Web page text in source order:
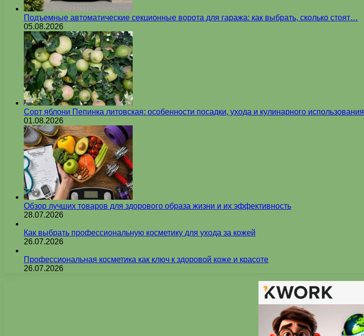
Подъемные автоматические секционные ворота для гаража: как выбрать, сколько стоят…
05.08.2026
Сорт яблони Пепинка литовская: особенности посадки, ухода и кулинарного использования
01.08.2026
Обзор лучших товаров для здорового образа жизни и их эффективность
28.07.2026
Как выбрать профессиональную косметику для ухода за кожей
26.07.2026
Профессиональная косметика как ключ к здоровой коже и красоте
26.07.2026